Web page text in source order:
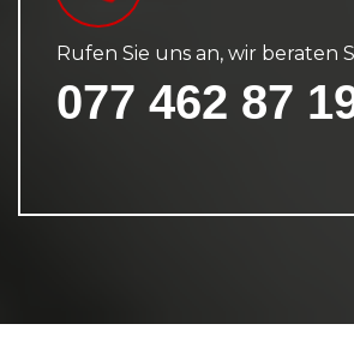
Rufen Sie uns an, wir beraten
077 462 87